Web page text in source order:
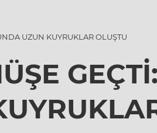
UZUN KUYRUKLAR OLUŞTU